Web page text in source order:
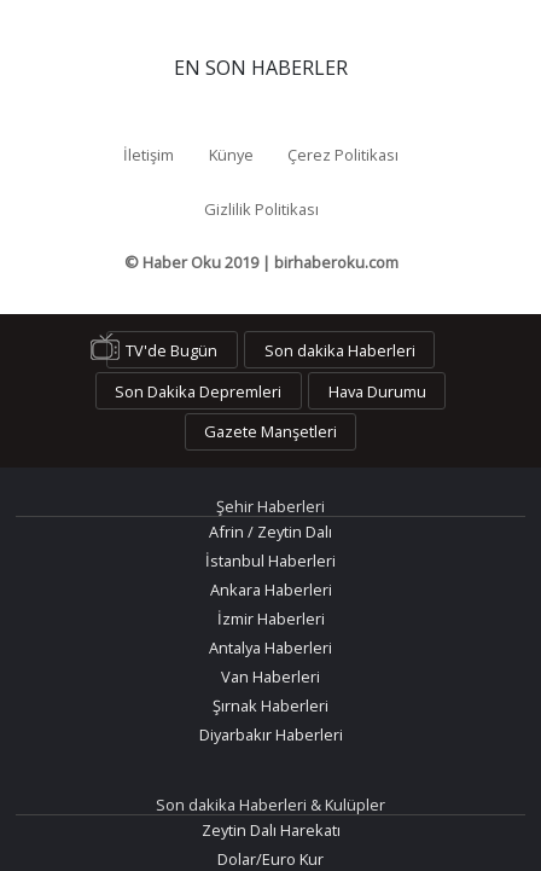
EN SON HABERLER
İletişim Künye Çerez Politikası
Gizlilik Politikası
© Haber Oku 2019 | birhaberoku.com
TV'de Bugün
Son dakika Haberleri
Son Dakika Depremleri
Hava Durumu
Gazete Manşetleri
Şehir Haberleri
Afrin / Zeytin Dalı
İstanbul Haberleri
Ankara Haberleri
İzmir Haberleri
Antalya Haberleri
Van Haberleri
Şırnak Haberleri
Diyarbakır Haberleri
Son dakika Haberleri & Kulüpler
Zeytin Dalı Harekatı
Dolar/Euro Kur